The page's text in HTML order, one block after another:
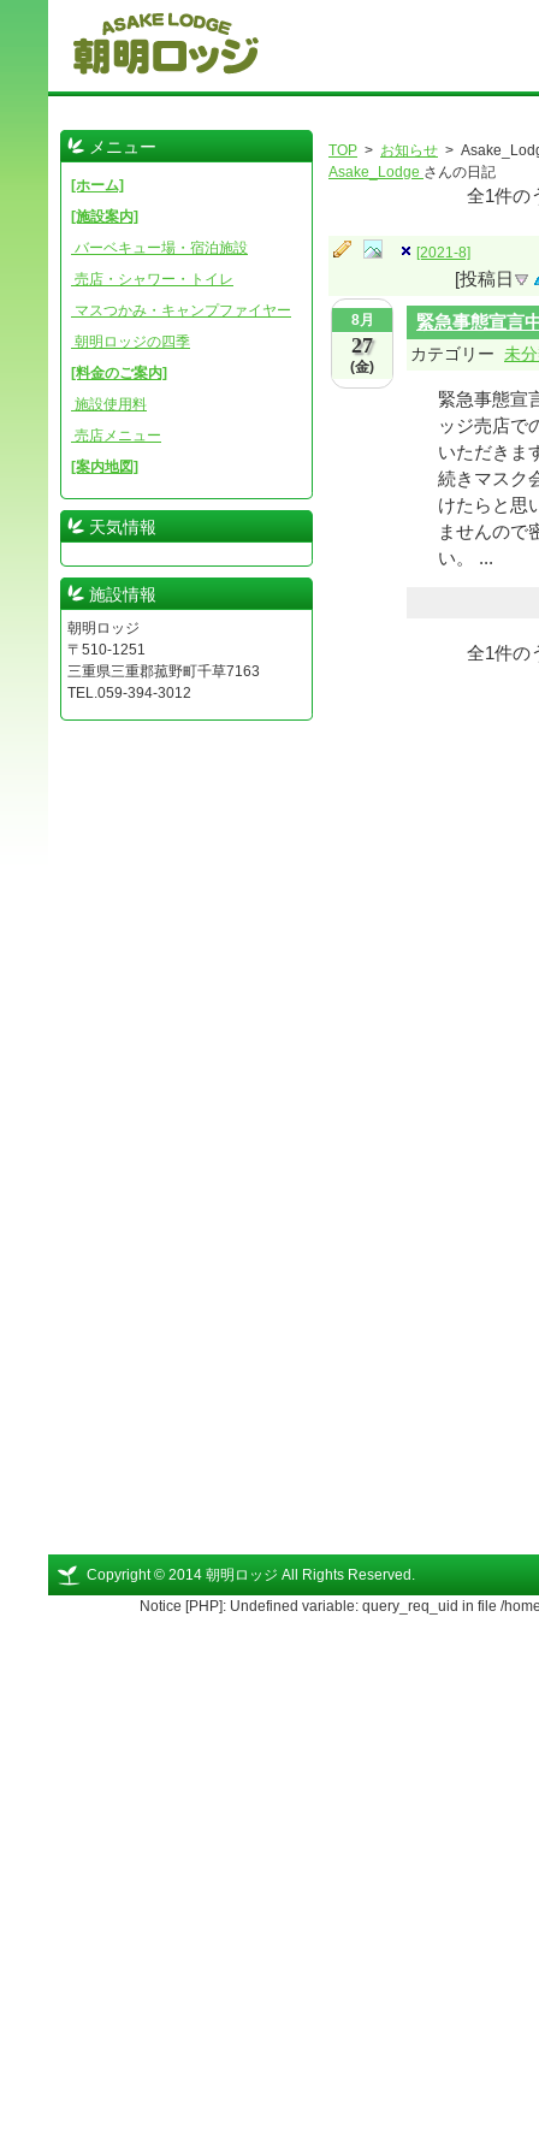
TOP > お知らせ >
Asake_Lodge さんの日記
全1件の
[2021-8]
[投稿日
8月
27
(金)
緊急事態宣言
カテゴリー 未
緊急事態宣
ッジ売店で
いただきま
続きマスク
けたらと思
ませんので
い。 ...
全1件の
メニュー
[ホーム]
[施設案内]
バーベキュー場・宿泊施設
売店・シャワー・トイレ
マスつかみ・キャンプファイヤー
朝明ロッジの四季
[料金のご案内]
施設使用料
売店メニュー
[案内地図]
天気情報
施設情報
朝明ロッジ
〒510-1251
三重県三重郡菰野町千草7163
TEL.059-394-3012
Copyright © 2014 朝明ロッジ All Rights Reserved.
Notice [PHP]: Undefined variable: query_req_uid in file /